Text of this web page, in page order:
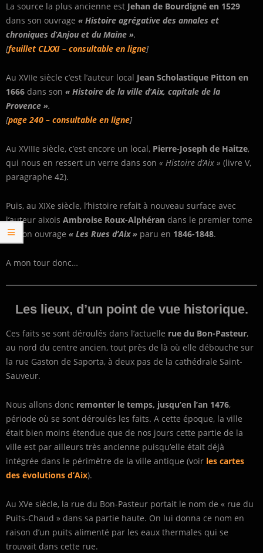
La source la plus ancienne est Jehan de Bourdigné en 1529
dans son ouvrage « Histoire agrégative des annales et
chroniques d’Anjou et du Maine ».
[feuillet CLXXI – consultable en ligne]
Au XVIIe siècle c’est l’auteur local Jean Scholastique Pitton en
1666 dans son « Histoire de la ville d’Aix, capitale de la
Provence ».
[page 240 – consultable en ligne]
Au XVIIIe siècle, c’est encore un local, Pierre-Joseph de Haitze,
qui nous en ressert un verre dans son « Histoire d’Aix » (livre V,
paragraphe 42).
Puis, au XIXe siècle, l’histoire refait à nouveau surface avec
l’auteur aixois Ambroise Roux-Alphéran dans le premier tome
de son ouvrage « Les Rues d’Aix » paru en 1846-1848.
A mon tour donc…
Les lieux, d’un point de vue historique.
Ces faits se sont déroulés dans l’actuelle rue du Bon-Pasteur,
au nord du centre ancien, tout près de là où elle débouche sur
la rue Gaston de Saporta, à deux pas de la cathédrale Saint-
Sauveur.
Nous allons donc remonter le temps, jusqu’en l’an 1476,
période où se sont déroulés les faits. A cette époque, la ville
était bien moins étendue que de nos jours cette partie de la
ville est par ailleurs très ancienne puisqu’elle était déjà
intégrée dans le périmètre de la ville antique (voir les cartes
des évolutions d’Aix).
Au XVe siècle, la rue du Bon-Pasteur portait le nom de « rue du
Puits-Chaud » dans sa partie haute. On lui donna ce nom en
raison d’un puits alimenté par les eaux thermales qui se
trouvait dans cette rue.